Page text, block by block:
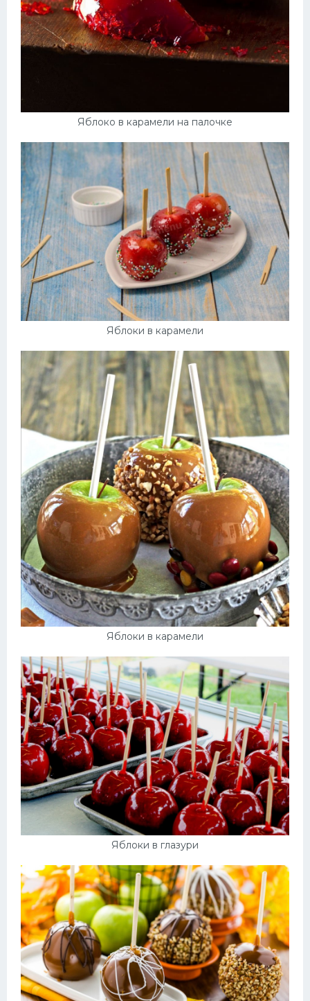
Яблоко в карамели на палочке
Яблоки в карамели
Яблоки в карамели
Яблоки в глазури